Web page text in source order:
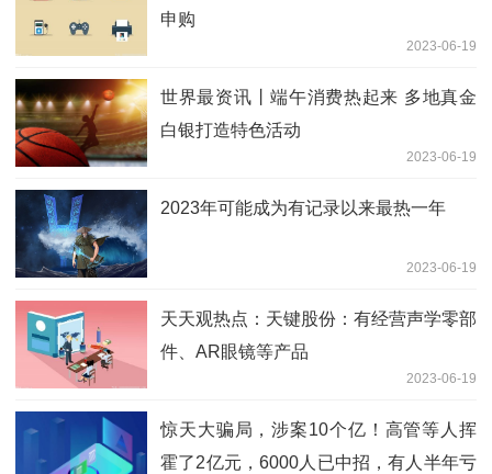
申购
2023-06-19
世界最资讯丨端午消费热起来 多地真金
白银打造特色活动
2023-06-19
2023年可能成为有记录以来最热一年
2023-06-19
天天观热点：天键股份：有经营声学零部
件、AR眼镜等产品
2023-06-19
惊天大骗局，涉案10个亿！高管等人挥
霍了2亿元，6000人已中招，有人半年亏